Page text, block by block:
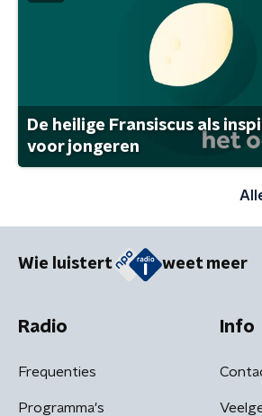
De heilige Fransiscus als
voor jongeren
Wie luistert weet meer
Radio
Frequenties
Programma's
Info